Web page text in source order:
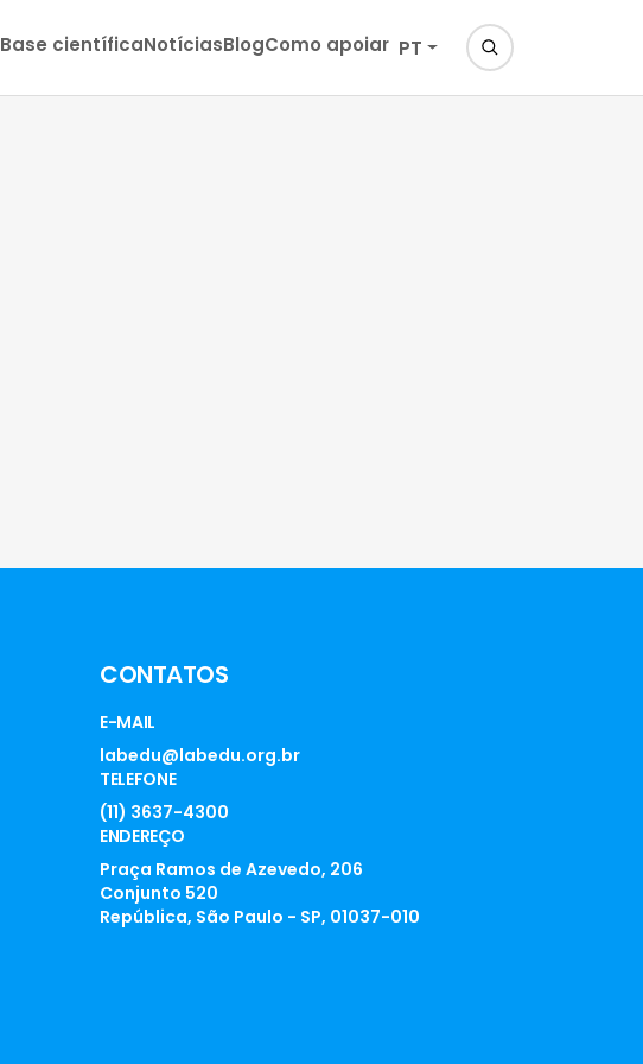
Base científicaNotíciasBlogComo apoiar PT
CONTATOS
E-MAIL
labedu@labedu.org.br
TELEFONE
(11) 3637-4300
ENDEREÇO
Praça Ramos de Azevedo, 206
Conjunto 520
República, São Paulo - SP, 01037-010